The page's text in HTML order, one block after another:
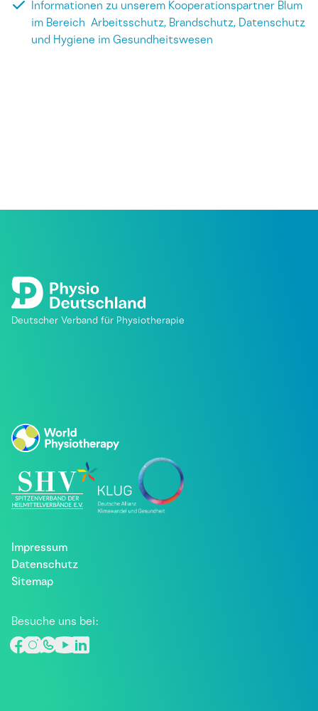
Informationen zu unserem Kooperationspartner Blum
im Bereich Arbeitsschutz, Brandschutz, Datenschutz
und Hygiene im Gesundheitswesen
Deutscher Verband für Physiotherapie
Impressum
Datenschutz
Sitemap
Besuche uns bei: